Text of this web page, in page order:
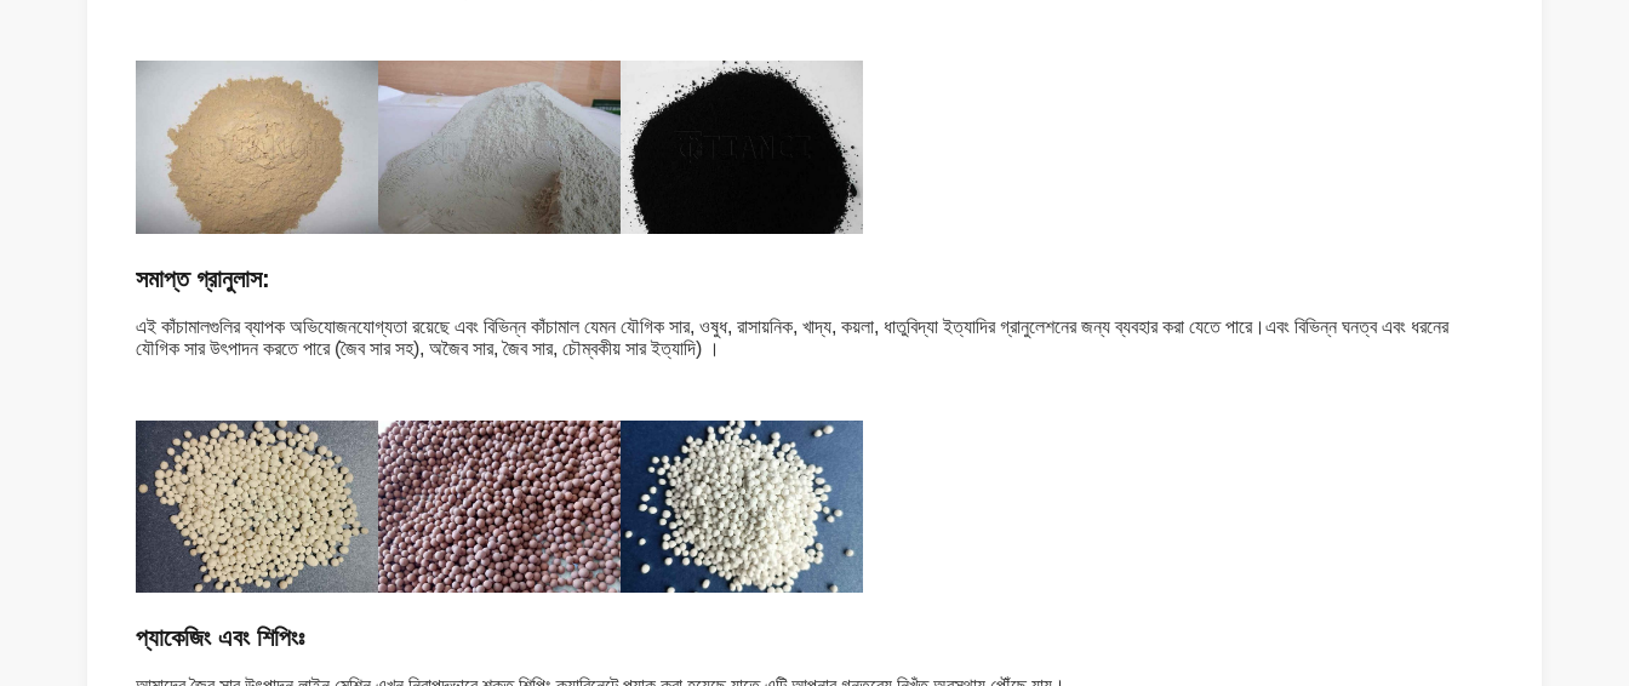
সমাপ্ত গ্রানুলাস:
এই কাঁচামালগুলির ব্যাপক অভিযোজনযোগ্যতা রয়েছে এবং বিভিন্ন কাঁচামাল যেমন যৌগিক সার, ওষুধ, রাসায়নিক, খাদ্য, কয়লা, ধাতুবিদ্যা ইত্যাদির গ্রানুলেশনের জন্য ব্যবহার করা যেতে পারে।এবং বিভিন্ন ঘনত্ব এবং ধরনের
যৌগিক সার উৎপাদন করতে পারে (জৈব সার সহ), অজৈব সার, জৈব সার, চৌম্বকীয় সার ইত্যাদি) ।
প্যাকেজিং এবং শিপিংঃ